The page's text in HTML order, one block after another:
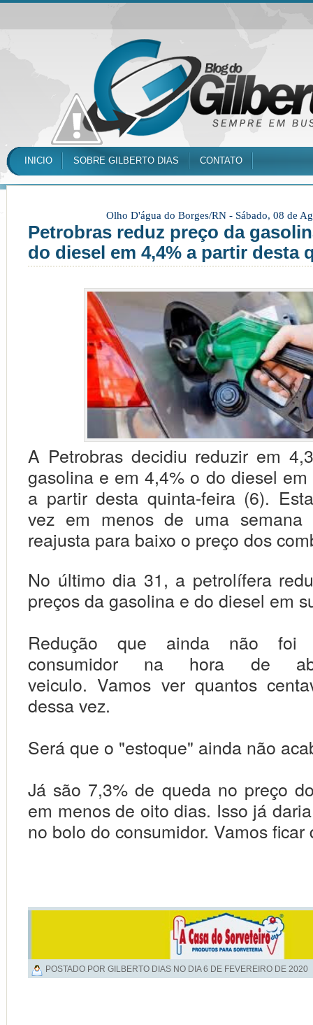
INICIO SOBRE GILBERTO DIAS CONTATO
Olho D'água do Borges/RN - Sábado, 08 de
Petrobras reduz preço da
do diesel em 4,4% a partir desta
A Petrobras decidiu reduzir em
gasolina e em 4,4% o do diesel em
a partir desta quinta-feira (6).
vez em menos de uma
reajusta para baixo o preço dos
No último dia 31, a petrolífera
preços da gasolina e do diesel em
Redução que ainda não foi
consumidor na hora de
veiculo. Vamos ver quantos
dessa vez.
Será que o "estoque" ainda não
Já são 7,3% de queda no preço
em menos de oito dias. Isso já
no bolo do consumidor. Vamos ficar
POSTADO POR GILBERTO DIAS NO DIA6 DE FEVEREIRO DE 2020